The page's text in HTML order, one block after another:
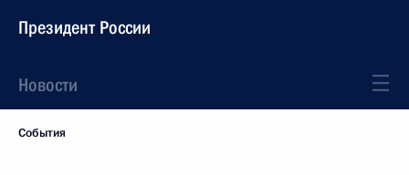
Президент России
Новости
События